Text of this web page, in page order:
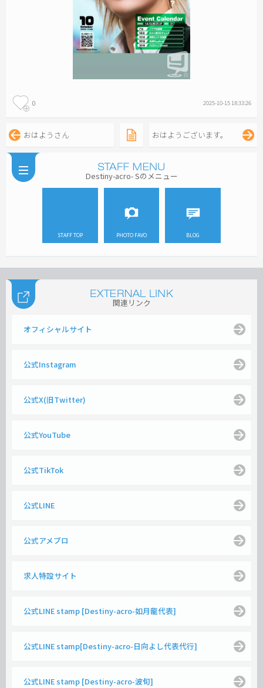
0 2025-10-15 18:33:26
おはようさん おはようございます。
Destiny-acro- Sのメニュー
STAFF TOP PHOTO FAVO BLOG
関連リンク
オフィシャルサイト
公式Instagram
公式X(旧Twitter)
公式YouTube
公式TikTok
公式LINE
公式アメブロ
求人特設サイト
公式LINE stamp [Destiny-acro-如月龍代表]
公式LINE stamp[Destiny-acro-日向よし代表代行]
公式LINE stamp [Destiny-acro-波旬]